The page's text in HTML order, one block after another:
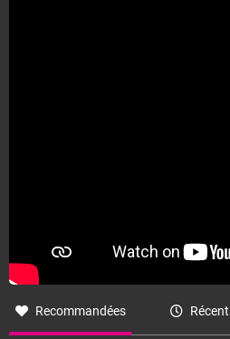
Recommandées